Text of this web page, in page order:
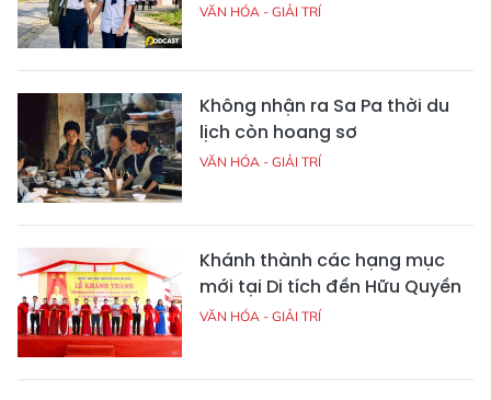
VĂN HÓA - GIẢI TRÍ
Không nhận ra Sa Pa thời du
lịch còn hoang sơ
VĂN HÓA - GIẢI TRÍ
Khánh thành các hạng mục
mới tại Di tích đền Hữu Quyền
VĂN HÓA - GIẢI TRÍ